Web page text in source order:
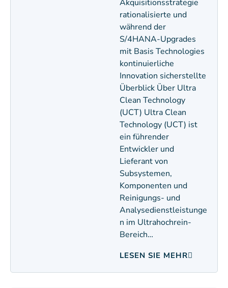
Akquisitionsstrategie
rationalisierte und
während der
S/4HANA-Upgrades
mit Basis Technologies
kontinuierliche
Innovation sicherstellte
Überblick Über Ultra
Clean Technology
(UCT) Ultra Clean
Technology (UCT) ist
ein führender
Entwickler und
Lieferant von
Subsystemen,
Komponenten und
Reinigungs- und
Analysedienstleistunge
n im Ultrahochrein-
Bereich…
LESEN SIE MEHR